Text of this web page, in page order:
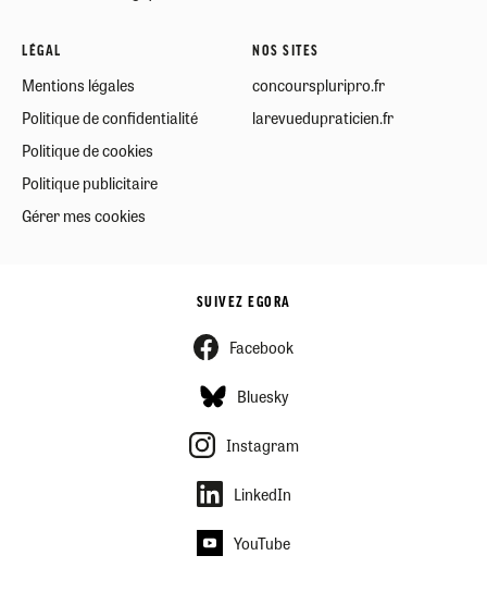
LÉGAL
Mentions légales
Politique de confidentialité
Politique de cookies
Politique publicitaire
Gérer mes cookies
NOS SITES
concourspluripro.fr
larevuedupraticien.fr
SUIVEZ EGORA
Facebook
Bluesky
Instagram
LinkedIn
YouTube